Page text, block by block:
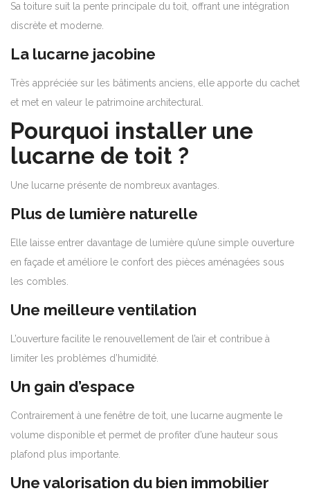
Sa toiture suit la pente principale du toit, offrant une intégration
discrète et moderne.
La lucarne jacobine
Très appréciée sur les bâtiments anciens, elle apporte du cachet
et met en valeur le patrimoine architectural.
Pourquoi installer une
lucarne de toit ?
Une lucarne présente de nombreux avantages.
Plus de lumière naturelle
Elle laisse entrer davantage de lumière qu’une simple ouverture
en façade et améliore le confort des pièces aménagées sous
les combles.
Une meilleure ventilation
L’ouverture facilite le renouvellement de l’air et contribue à
limiter les problèmes d’humidité.
Un gain d’espace
Contrairement à une fenêtre de toit, une lucarne augmente le
volume disponible et permet de profiter d’une hauteur sous
plafond plus importante.
Une valorisation du bien immobilier